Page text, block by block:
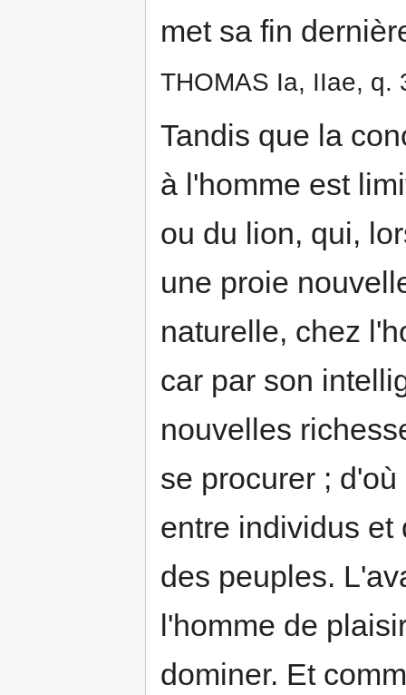
met sa fin
THOMAS Ia, IIae, q.
Tandis que la
à l'homme est
ou du lion, qui,
une proie
naturelle, chez
car par son
nouvelles
se procurer ;
entre individus et
des peuples.
l'homme de
dominer. Et